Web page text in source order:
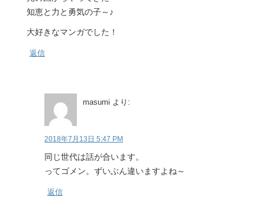
知恵と力と勇気の子～♪
大好きなマンガでした！
返信
masumi より:
2018年7月13日 5:47 PM
同じ世代は話が合います。
ってゴメン。ずいぶん違いますよね～
返信